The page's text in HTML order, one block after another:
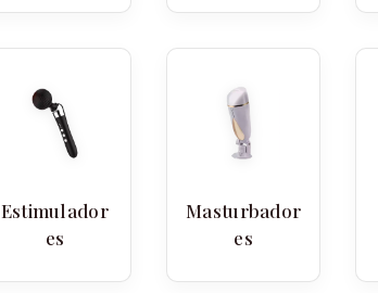
Estimulador
es
Masturbador
es